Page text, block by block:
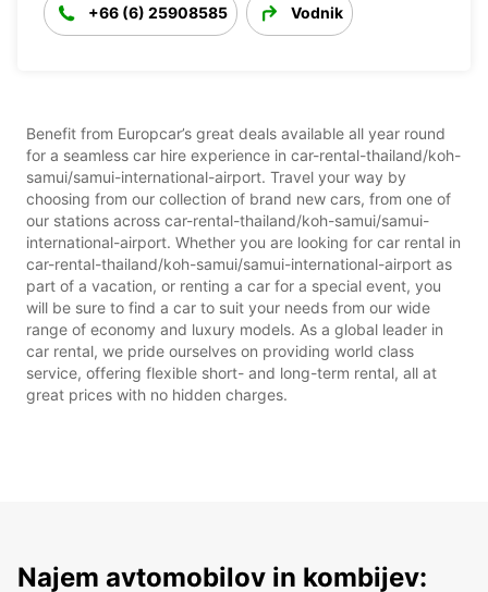
+66 (6) 25908585 Vodnik
Benefit from Europcar’s great deals available all year round
for a seamless car hire experience in car-rental-thailand/koh-
samui/samui-international-airport. Travel your way by
choosing from our collection of brand new cars, from one of
our stations across car-rental-thailand/koh-samui/samui-
international-airport. Whether you are looking for car rental in
car-rental-thailand/koh-samui/samui-international-airport as
part of a vacation, or renting a car for a special event, you
will be sure to find a car to suit your needs from our wide
range of economy and luxury models. As a global leader in
car rental, we pride ourselves on providing world class
service, offering flexible short- and long-term rental, all at
great prices with no hidden charges.
Najem avtomobilov in kombijev: